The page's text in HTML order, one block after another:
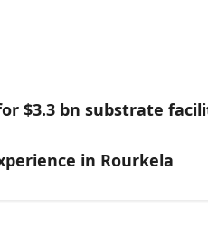
$3.3 bn substrate
in Rourkela